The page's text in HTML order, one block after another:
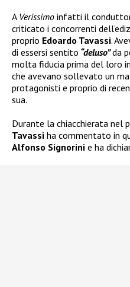
A Verissimo infatti il
criticato i concorrenti
proprio Edoardo Tavassi.
di essersi sentito “deluso”da
molta fiducia prima del loro
che avevano sollevato un
protagonisti e proprio di
sua.
Durante la chiacchierata nel
Tavassi ha commentato in
Alfonso Signorini e ha